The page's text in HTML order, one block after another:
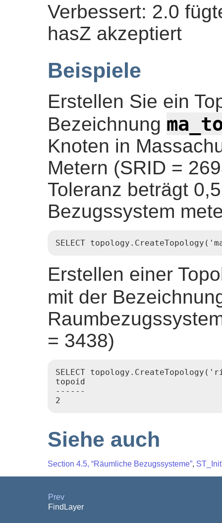
Verbessert: 2.0
hasZ akzeptiert
Beispiele
Erstellen Sie ein
Bezeichnung
Knoten in
Metern (SRID =
Toleranz beträgt
Bezugssystem
SELECT
Erstellen einer
mit der
= 3438)
SELECT
topoid
------
2
Siehe auch
Section 4.5, “Räumliche Bezugssysteme”,
Prev
FindLayer